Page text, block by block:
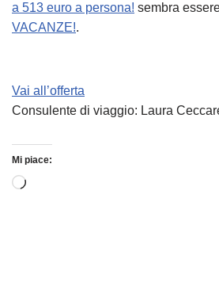
a 513 euro a persona! sembra
VACANZE!.
Vai all’offerta
Consulente di viaggio: Laura
Mi piace: